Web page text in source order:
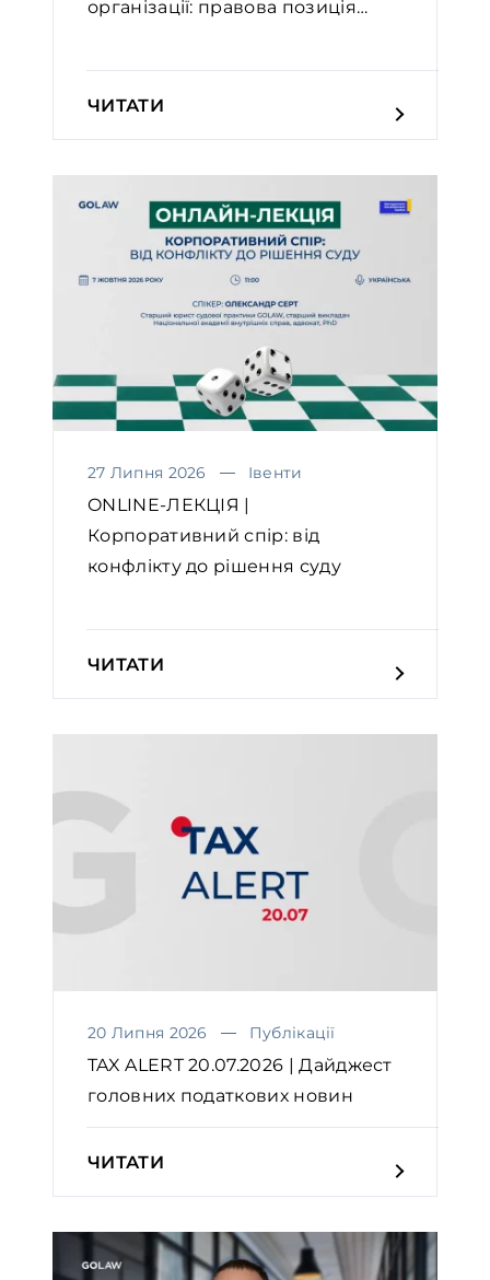
організації: правова позиція
ЧИТАТИ
27 Липня 2026 Івенти
ONLINE-ЛЕКЦІЯ |
Корпоративний спір: від
конфлікту до рішення суду
ЧИТАТИ
20 Липня 2026 Публікації
TAX ALERT 20.07.2026 | Дайджест
головних податкових новин
ЧИТАТИ